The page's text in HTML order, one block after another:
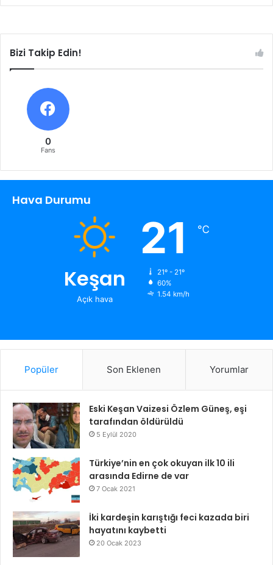
Bizi Takip Edin!
0
Fans
Hava Durumu
Keşan
Açık hava
21 ℃
21º - 21º
60%
1.54 km/h
Popüler Son Eklenen Yorumlar
Eski Keşan Vaizesi Özlem Güneş, eşi
tarafından öldürüldü
5 Eylül 2020
Türkiye’nin en çok okuyan ilk 10 ili
arasında Edirne de var
7 Ocak 2021
İki kardeşin karıştığı feci kazada biri
hayatını kaybetti
20 Ocak 2023